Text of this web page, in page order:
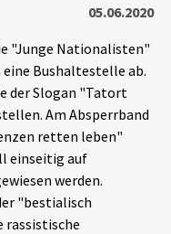
05.06.2020
"Junge Nationalisten"
Bushaltestelle ab.
der Slogan "Tatort
Am Absperrband
retten leben"
einseitig auf
werden.
"bestialisch
rassistische
Filter Erklärungen